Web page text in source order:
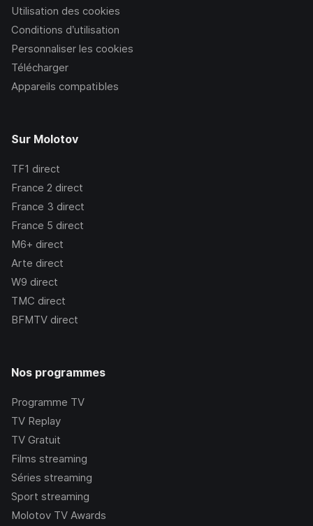
Utilisation des cookies
Conditions d’utilisation
Personnaliser les cookies
Télécharger
Appareils compatibles
Sur Molotov
TF1 direct
France 2 direct
France 3 direct
France 5 direct
M6+ direct
Arte direct
W9 direct
TMC direct
BFMTV direct
Nos programmes
Programme TV
TV Replay
TV Gratuit
Films streaming
Séries streaming
Sport streaming
Molotov TV Awards